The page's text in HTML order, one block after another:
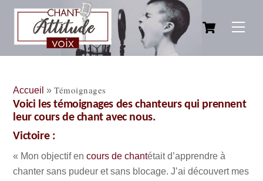
Skip
Cart
Accueil »Témoignages
Voici les témoignages des chanteurs qui prennent
leur cours de chant avec nous.
Victoire :
« Mon objectif encours de chantétait d’apprendre à
chanter sans pudeur et sans blocage. J’ai découvert mes